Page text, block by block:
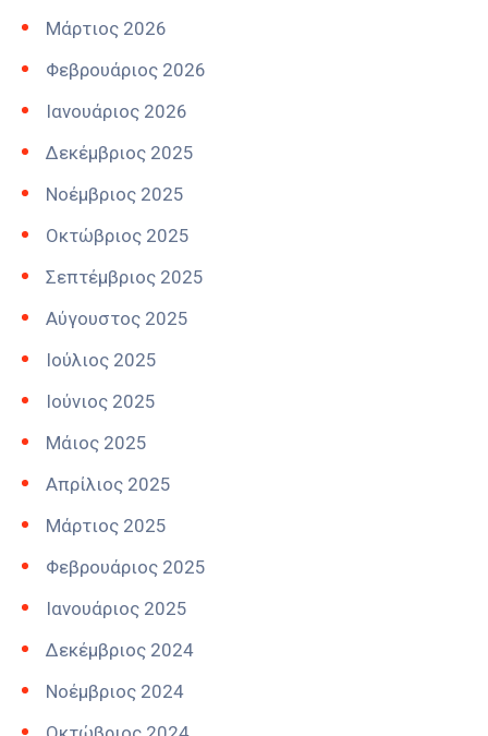
Μάρτιος 2026
Φεβρουάριος 2026
Ιανουάριος 2026
Δεκέμβριος 2025
Νοέμβριος 2025
Οκτώβριος 2025
Σεπτέμβριος 2025
Αύγουστος 2025
Ιούλιος 2025
Ιούνιος 2025
Μάιος 2025
Απρίλιος 2025
Μάρτιος 2025
Φεβρουάριος 2025
Ιανουάριος 2025
Δεκέμβριος 2024
Νοέμβριος 2024